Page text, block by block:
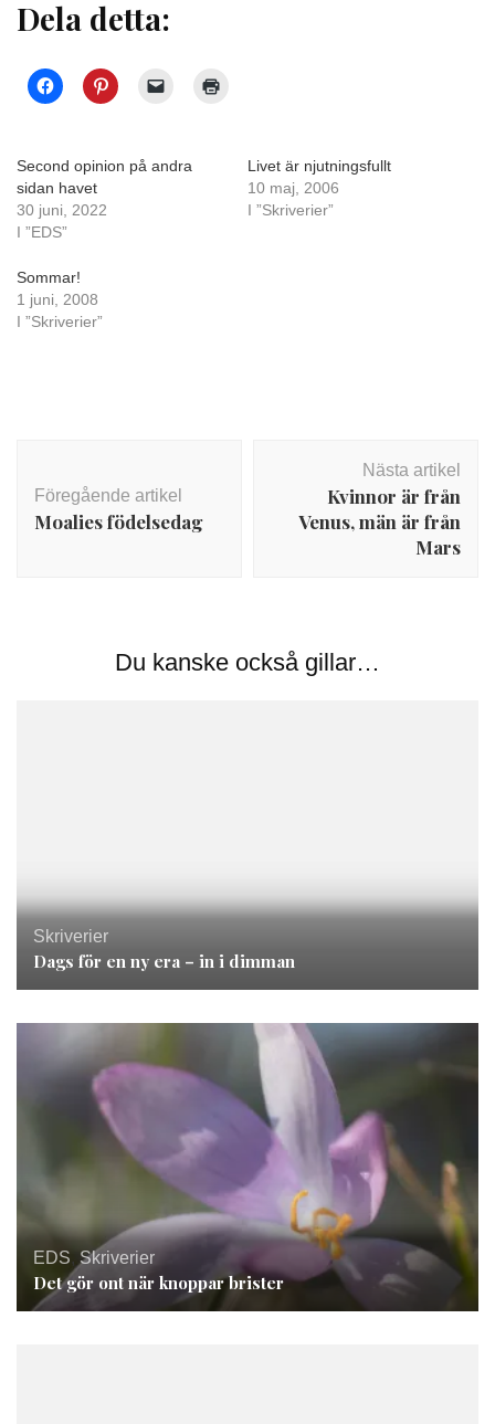
Dela detta:
Second opinion på andra
sidan havet
30 juni, 2022
I ”EDS”
Livet är njutningsfullt
10 maj, 2006
I ”Skriverier”
Sommar!
1 juni, 2008
I ”Skriverier”
Föregående artikel
Moalies födelsedag
Nästa artikel
Kvinnor är från
Venus, män är från
Mars
Du kanske också gillar…
Skriverier
Dags för en ny era – in i dimman
EDS, Skriverier
Det gör ont när knoppar brister